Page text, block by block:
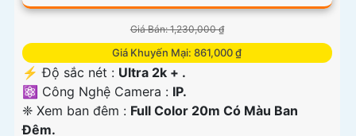
Giá Bán: 1,230,000 ₫
Giá Khuyến Mại: 861,000 ₫
️⚡ Độ sắc nét : Ultra 2k + .
⚛️ Công Nghệ Camera : IP.
❈ Xem ban đêm : Full Color 20m Có Màu Ban
Ðêm.